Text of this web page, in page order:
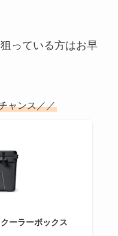
っている方はお早
ャンス／／
ーラーボックス